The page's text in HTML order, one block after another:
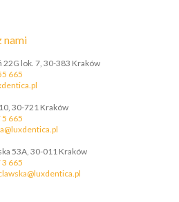
nami
lok. 7, 30-383 Kraków
665
30-721 Kraków
5 665
53A, 30-011 Kraków
3 665